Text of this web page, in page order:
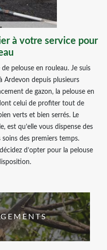
à votre service pour
pelouse en rouleau. Je suis
Ardevon depuis plusieurs
de gazon, la pelouse en
celui de profiter tout de
verts et bien serrés. Le
est qu’elle vous dispense des
soins des premiers temps.
d’opter pour la pelouse